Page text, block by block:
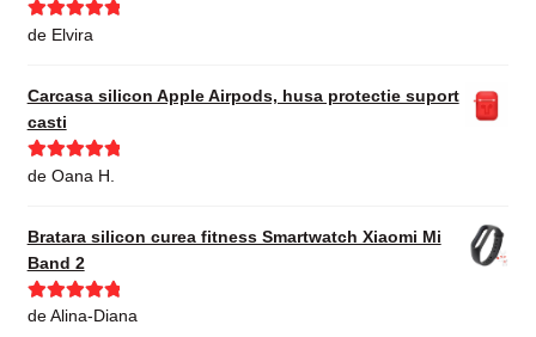
Evaluat la
de Elvira
Carcasa silicon Apple Airpods, husa protectie suport
casti
Evaluat la5
de Oana H.
Bratara silicon curea fitness Smartwatch Xiaomi Mi
Band 2
Evaluat la5
de Alina-Diana